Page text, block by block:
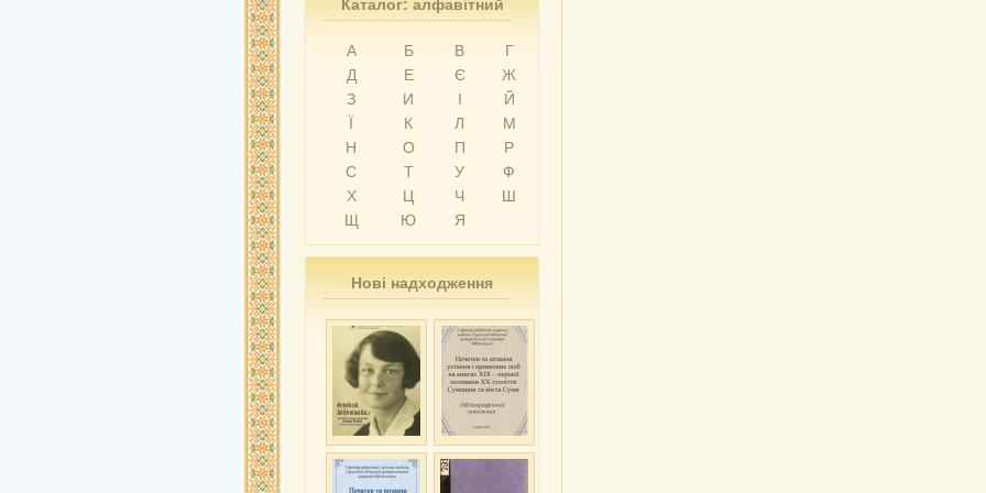
Каталог: алфавітний
А Б В
Г
Д
Е Є
Ж
З
И І
Й
Ї
К Л
М
Н
О П
Р
С
Т У
Ф
Х
Ц Ч
Ш
Щ
Ю Я
Нові надходження